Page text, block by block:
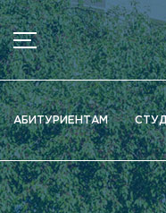
АБИТУРИЕНТАМ
МЕНЮ
Новости
Объявления
Документы
Сведения об